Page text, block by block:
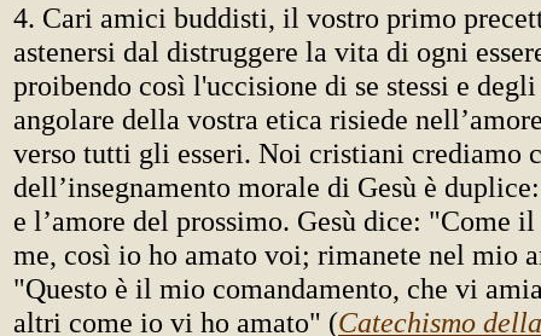
4. Cari amici buddisti, il vostro primo
astenersi dal distruggere la vita di ogni
proibendo così l'uccisione di se stessi e
angolare della vostra etica risiede
verso tutti gli esseri. Noi cristiani crediamo
dell’insegnamento morale di Gesù è
e l’amore del prossimo. Gesù dice: "Come il
me, così io ho amato voi; rimanete nel mio
"Questo è il mio comandamento, che vi
altri come io vi ho amato" (Catechismo